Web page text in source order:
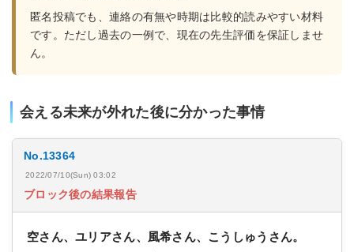
匿名投稿でも、連絡の有無や時期は比較的読みやすい材料
です。ただし過去の一例で、現在の先生評価を保証しませ
ん。
会える未来が外れた後に分かった事情
No.13364
2022/07/10(Sun) 03:02
ブロック後の結果報告
空さん、ユリアさん、風希さん、こうしゅうさん。